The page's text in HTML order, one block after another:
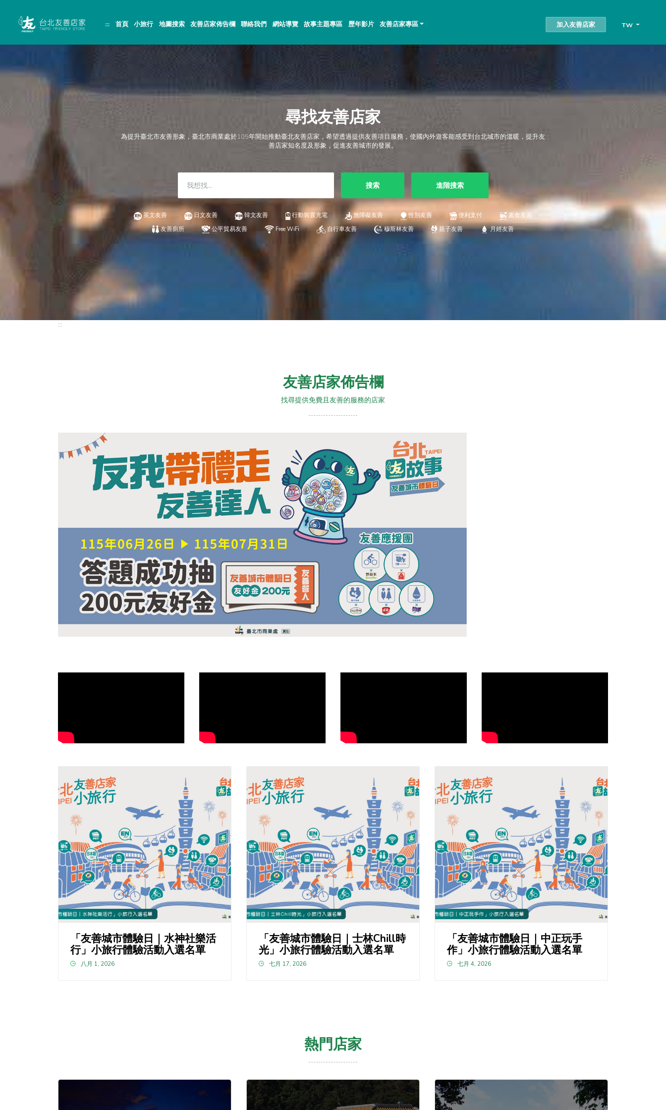
容
::: 首頁 小旅行 地圖搜索 友善店家佈告欄 聯絡我們 網站導覽 故事主題專區 歷年影片 友善店家專區 加入友善店家 TW
尋找友善店家
為提升臺北市友善形象，臺北市商業處於105年開始推動臺北友善店家，希望透過提供友善項目服務，使國內外遊客能感受到台北城市的溫暖，提升友
善店家知名度及形象，促進友善城市的發展。
搜索 進階搜索
英文友善 日文友善 韓文友善 行動裝置充電 無障礙友善 性別友善 便利支付
素食友善
友善廁所
公平貿易友善 Free WiFi 自行車友善 穆斯林友善 親子友善 月經友善
:::
友善店家佈告欄
找尋提供免費且友善的服務的店家
「友善城市體驗日｜水神社樂活
行」小旅行體驗活動入選名單
八月 1, 2026
「友善城市體驗日｜士林Chill時
光」小旅行體驗活動入選名單
七月 17, 2026
「友善城市體驗日｜中正玩手
作」小旅行體驗活動入選名單
七月 4, 2026
熱門店家